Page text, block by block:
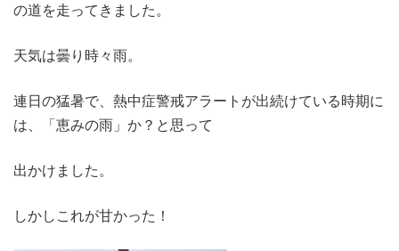
の道を走ってきました。
天気は曇り時々雨。
連日の猛暑で、熱中症警戒アラートが出続けている時期に
は、「恵みの雨」か？と思って
出かけました。
しかしこれが甘かった！